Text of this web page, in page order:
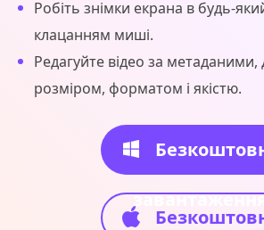
Робіть знімки екрана в будь-
клацанням миші.
Редагуйте відео за
розміром, форматом і якістю.